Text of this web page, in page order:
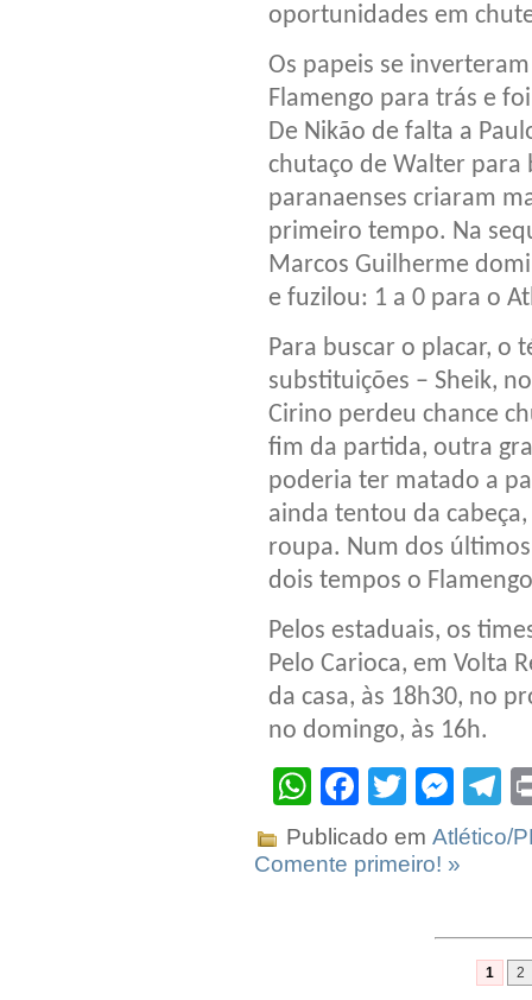
oportunidades em
Os papeis se
Flamengo para trás e
De Nikão de falta a
chutaço de Walter para
paranaenses criaram
primeiro tempo. Na
Marcos Guilherme
e fuzilou: 1 a 0 para o
Para buscar o placar, o
substituições – Sheik,
Cirino perdeu chance
fim da partida, outra
poderia ter matado a
ainda tentou da
roupa. Num dos
dois tempos o
Pelos estaduais, os
Pelo Carioca, em Volta
da casa, às 18h30, no
no domingo, às 16h.
WhatsApp
Facebook
Twitter
Publicado em Atlético/
Comente primeiro! »
1 2